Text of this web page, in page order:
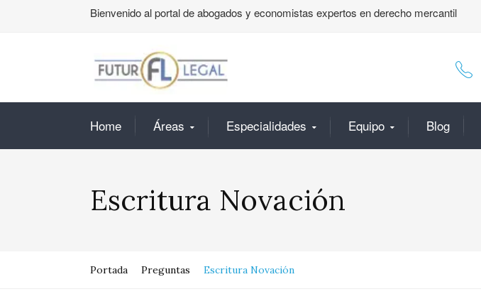
Bienvenido al portal de abogados y economistas expertos en derecho mercantil
Home Áreas Especialidades Equipo Blog
Escritura Novación
Portada Preguntas Escritura Novación